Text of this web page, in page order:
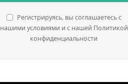
Регистрируясь, вы соглашаетесь с
нашими условиями и с нашей Политикой
конфиденциальности